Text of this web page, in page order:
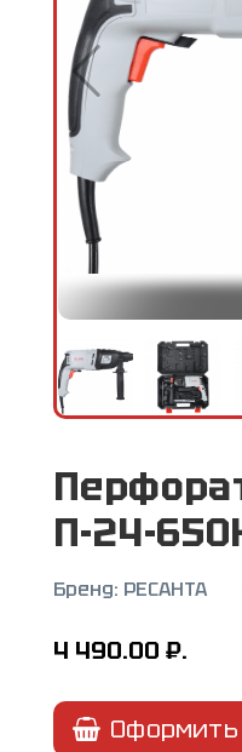
П-24-
Бренд: РЕСАНТА
4 490.00 ₽.
Оформить